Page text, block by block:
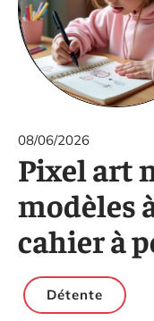
08/06/2026
Pixel art
modèles
cahier à
Détente